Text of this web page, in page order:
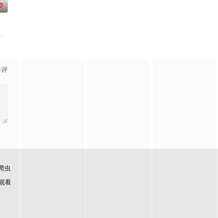
也成为艺
呢？喜欢金庸小说的人必须要来挑战这一题，郭靖第一次见到黄蓉请她吃
主持人，以轻松有趣、非一般的旅游方式，带你游遍世界各地！不管是奢
评
虫
看